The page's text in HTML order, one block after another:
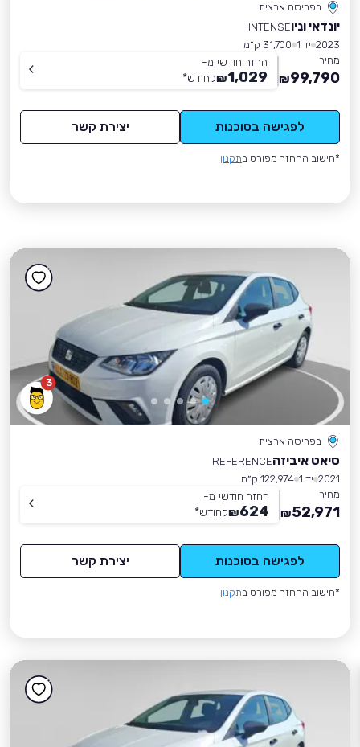
בפריסה ארצית
יונדאי וניוINTENSE
2023 יד 1
31,700 ק״מ
מחיר
99,790
₪
החזר חודשי מ-
1,029
₪לחודש*
לפגישה בסוכנות יצירת קשר
*חישוב ההחזר מפורט בתקנון
3
בפריסה ארצית
סיאט איביזהREFERENCE
2021 יד 1
122,974 ק״מ
מחיר
52,971
₪
החזר חודשי מ-
624
₪לחודש*
לפגישה בסוכנות יצירת קשר
*חישוב ההחזר מפורט בתקנון